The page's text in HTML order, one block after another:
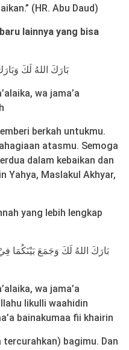
(HR. Abu Daud)
lainnya yang bisa
بَارَكَ اللهُ لَكَ
wa jama’a
berkah untukmu.
atasmu. Semoga
dalam kebaikan dan
Yahya, Maslakul Akhyar,
yang lebih lengkap
بَارَكَ اللهُ لَكَ وَجَمَعَ بَيْنَكُمَا
wa jama’a
likulli waahidin
bainakumaa fii khairin
bagimu. Dan